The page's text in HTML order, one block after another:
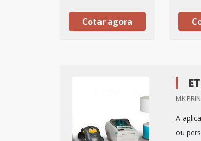
Cotar agora
MK
A
ou